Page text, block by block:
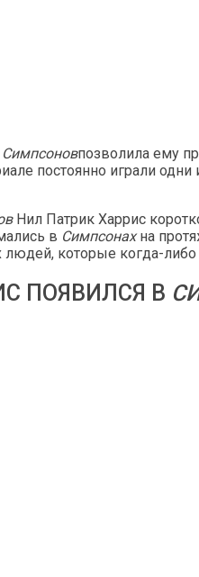
Симпсоновпозволила ему
постоянно играли
Нил Патрик Харрис
в Симпсонахна
которые когда-либо
ПОЯВИЛСЯ В